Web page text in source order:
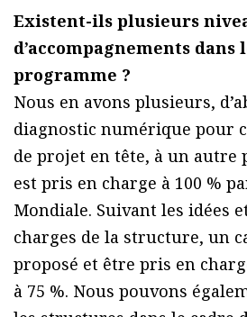
Existent-ils plusieurs
d’accompagnements dans
programme ?
Nous en avons plusieurs,
diagnostic numérique pour
de projet en tête, à un autre
est pris en charge à 100 %
Mondiale. Suivant les idées
charges de la structure, un
proposé et être pris en
à 75 %. Nous pouvons